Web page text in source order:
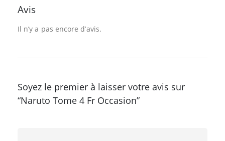
Avis
Il n’y a pas encore d’avis.
Soyez le premier à laisser votre avis sur
“Naruto Tome 4 Fr Occasion”